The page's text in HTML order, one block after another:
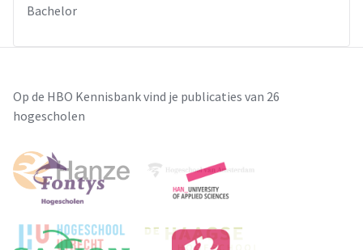
Bachelor
Op de HBO Kennisbank vind je publicaties van 26
hogescholen